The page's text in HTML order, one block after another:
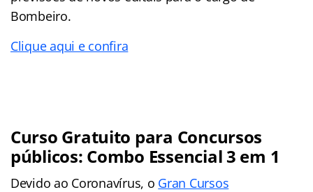
Bombeiro.
Clique aqui e confira
Curso Gratuito para Concursos
públicos: Combo Essencial 3 em 1
Devido ao Coronavírus, o Gran Cursos